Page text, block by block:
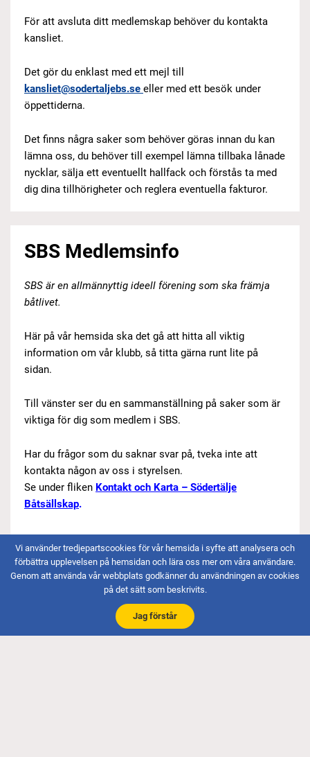
För att avsluta ditt medlemskap behöver du kontakta
kansliet.
Det gör du enklast med ett mejl till
kansliet@sodertaljebs.se eller med ett besök under
öppettiderna.
Det finns några saker som behöver göras innan du kan
lämna oss, du behöver till exempel lämna tillbaka lånade
nycklar, sälja ett eventuellt hallfack och förstås ta med
dig dina tillhörigheter och reglera eventuella fakturor.
SBS Medlemsinfo
SBS är en allmännyttig ideell förening som ska främja
båtlivet.
Här på vår hemsida ska det gå att hitta all viktig
information om vår klubb, så titta gärna runt lite på
sidan.
Till vänster ser du en sammanställning på saker som är
viktiga för dig som medlem i SBS.
Har du frågor som du saknar svar på, tveka inte att
kontakta någon av oss i styrelsen.
Se under fliken Kontakt och Karta – Södertälje
Båtsällskap.
Vi använder tredjepartscookies för vår hemsida i syfte att analysera och
förbättra upplevelsen på hemsidan och lära oss mer om våra användare.
Genom att använda vår webbplats godkänner du användningen av cookies
på det sätt som beskrivits.
Jag förstår